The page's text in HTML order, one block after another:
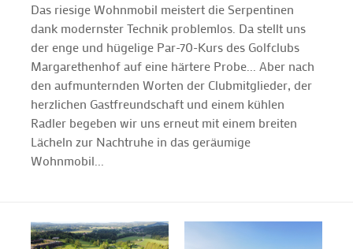
Das riesige Wohnmobil meistert die Serpentinen
dank modernster Technik problemlos. Da stellt uns
der enge und hügelige Par-70-Kurs des Golfclubs
Margarethenhof auf eine härtere Probe... Aber nach
den aufmunternden Worten der Clubmitglieder, der
herzlichen Gastfreundschaft und einem kühlen
Radler begeben wir uns erneut mit einem breiten
Lächeln zur Nachtruhe in das geräumige
Wohnmobil...